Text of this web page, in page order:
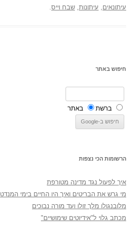
עיתונאים, עיתונות, שבח וייס.
חיפוש באתר
ברשת באתר
הרשומות הכי נצפות
איך לפעול נגד מדינה מטורפת
מי גרש את הבריטים ואיך היו החיים בימי המנדט
מלובנגולו מלך זולו ועד מורה נבוכים
מכתב גלוי ל"אידיוטים שימושיים"